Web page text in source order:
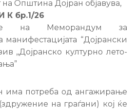
Општина Дојран објавува,
К бр.1/26
на Меморандум за
“Дојрански
,,Дојранско културно лето-
има потреба од ангажирање
на граѓани) кој ќе